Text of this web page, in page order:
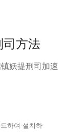
方法
妖提刑司加速
하여 설치하